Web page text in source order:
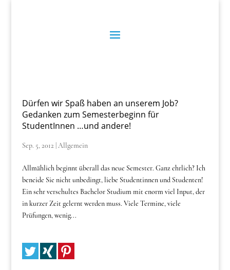
Dürfen wir Spaß haben an unserem Job?
Gedanken zum Semesterbeginn für
StudentInnen …und andere!
Sep. 5, 2012 Allgemein
Allmählich beginnt überall das neue Semester. Ganz ehrlich? Ich
beneide Sie nicht unbedingt, liebe Studentinnen und Studenten!
Ein sehr verschultes Bachelor Studium mit enorm viel Input, der
in kurzer Zeit gelernt werden muss. Viele Termine, viele
Prüfungen, wenig...